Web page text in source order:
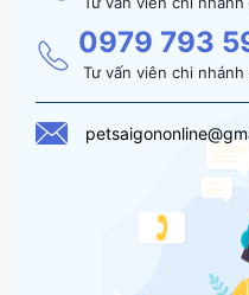
0979 793
Tư vấn viên chi nhánh